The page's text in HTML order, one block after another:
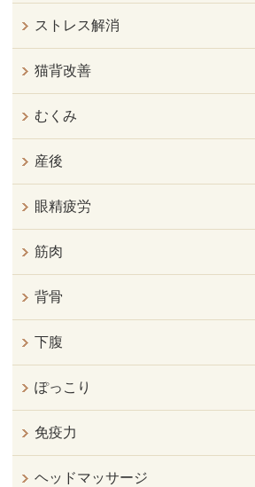
ストレス解消
猫背改善
むくみ
産後
眼精疲労
筋肉
背骨
下腹
ぽっこり
免疫力
ヘッドマッサージ